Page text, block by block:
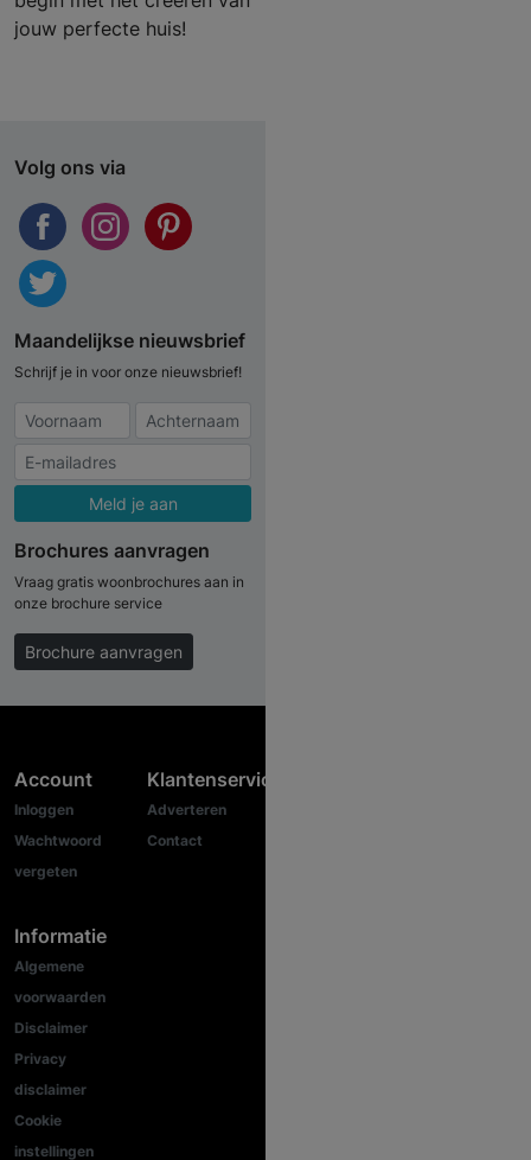
jouw perfecte huis!
Volg ons via
Maandelijkse nieuwsbrief
Schrijf je in voor onze nieuwsbrief!
Meld je aan
Brochures aanvragen
Vraag gratis woonbrochures aan in
onze brochure service
Brochure aanvragen
Account
Inloggen
Wachtwoord
vergeten
Informatie
Algemene
voorwaarden
Disclaimer
Privacy
disclaimer
Cookie
instellingen
Klantenservice
Adverteren
Contact